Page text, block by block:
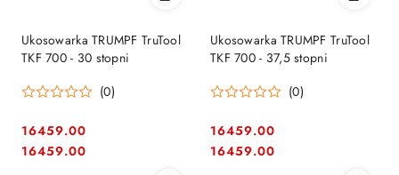
Ukosowarka TRUMPF TruTool
TKF 700 - 30 stopni
(0)
Cena:
16459.00
Cena:
16459.00
Ukosowarka TRUMPF TruTool
TKF 700 - 37,5 stopni
(0)
Cena:
16459.00
Cena:
16459.00